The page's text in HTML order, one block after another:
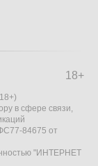
18+
в сфере связи,
84675 от
"ИНТЕРНЕТ